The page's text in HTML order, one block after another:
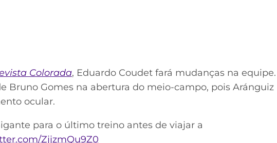
Colorada, Eduardo Coudet fará mudanças na equipe.
Bruno Gomes na abertura do meio-campo, pois Aránguiz
ocular.
para o último treino antes de viajar a
ZjjzmQu9Z0